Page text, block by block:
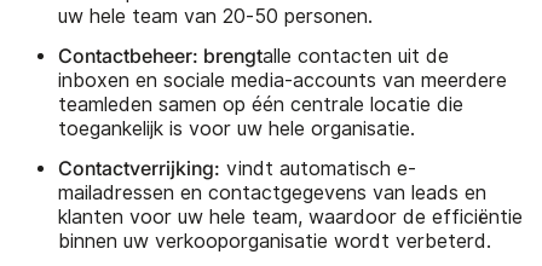
uw hele team van 20-50 personen.
Contactbeheer: brengtalle contacten uit de
inboxen en sociale media-accounts van meerdere
teamleden samen op één centrale locatie die
toegankelijk is voor uw hele organisatie.
Contactverrijking: vindt automatisch e-
mailadressen en contactgegevens van leads en
klanten voor uw hele team, waardoor de efficiëntie
binnen uw verkooporganisatie wordt verbeterd.